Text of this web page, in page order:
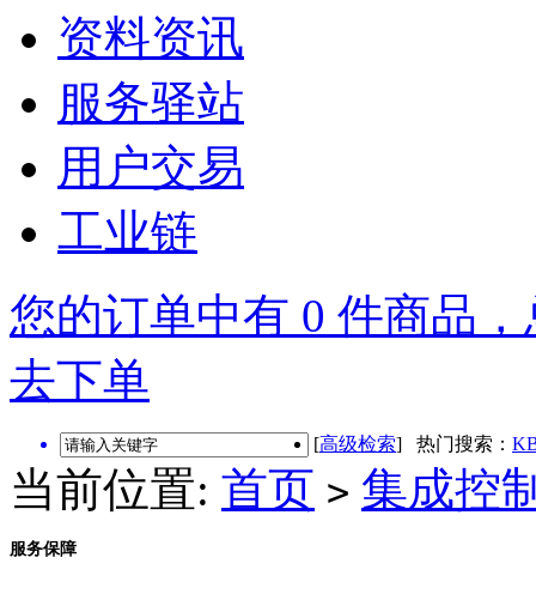
资料资讯
服务驿站
用户交易
工业链
您的订单中有 0 件商品
去下单
[高级检索] 热门搜索：
当前位置: 首页 > 集成控
服务保障